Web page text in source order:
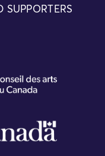
SUPPORTERS